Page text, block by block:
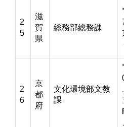
2
5
滋
賀
県
総務部総務課
2
6
京
都
府
文化環境部文教
課